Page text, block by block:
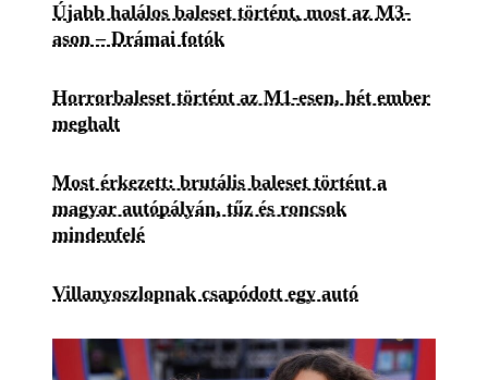
Újabb halálos baleset történt, most az M3-
ason – Drámai fotók
Horrorbaleset történt az M1-esen, hét ember
meghalt
Most érkezett: brutális baleset történt a
magyar autópályán, tűz és roncsok
mindenfelé
Villanyoszlopnak csapódott egy autó